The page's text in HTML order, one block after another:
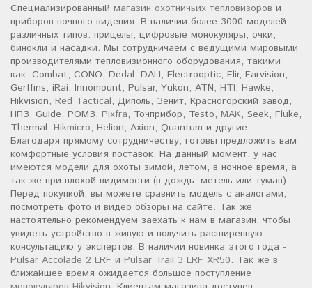
Специализированный магазин охотничьих тепловизоров и
приборов ночного видения. В наличии более 3000 моделей
различных типов: прицелы, цифровые монокуляры, очки,
бинокли и насадки. Мы сотрудничаем с ведущими мировыми
производителями тепловизионного оборудования, такими
как: Combat, CONO, Dedal, DALI, Electrooptic, Flir, Farvision,
Gerffins, iRai, Innomount, Pulsar, Yukon, ATN, HTI, Hawke,
Hikvision, Red Tactical, Диполь, Зенит, Красногорский завод,
НПЗ, Guide, РОМЗ, Pixfra, Точприбор, Testo, MAK, Seek, Fluke,
Thermal, Hikmicro, Helion, Axion, Quantum и другие.
Благодаря прямому сотрудничеству, готовы предложить вам
комфортные условия поставок. На данный момент, у нас
имеются модели для охоты зимой, летом, в ночное время, а
так же при плохой видимости (в дождь, метель или туман).
Перед покупкой, вы можете сравнить модель с аналогами,
посмотреть фото и видео обзоры на сайте. Так же
настоятельно рекомендуем заехать к нам в магазин, чтобы
увидеть устройство в живую и получить расширенную
консультацию у экспертов. В наличии новинка этого года -
Pulsar Accolade 2 LRF и Pulsar Trail 3 LRF XR50. Так же в
ближайшее время ожидается большое поступление